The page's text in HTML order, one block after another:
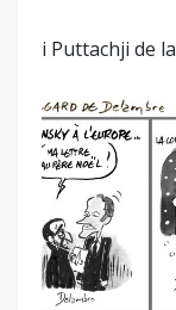
i Puttachji de